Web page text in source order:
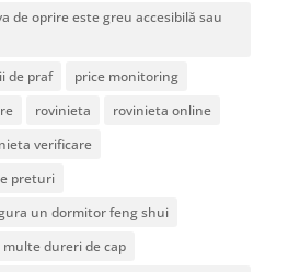
de oprire este greu accesibilă sau
de praf
price monitoring
rovinieta
rovinieta online
verificare
preturi
un dormitor feng shui
multe dureri de cap